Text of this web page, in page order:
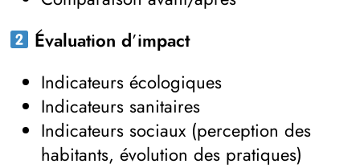
Évaluation d’impact
Indicateurs écologiques
Indicateurs sanitaires
Indicateurs sociaux (perception des
habitants, évolution des pratiques)